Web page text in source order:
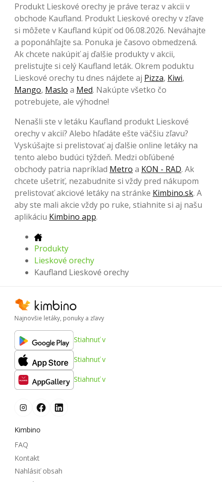
Produkt Lieskové orechy je práve teraz v akcii v
obchode Kaufland. Produkt Lieskové orechy v zľave
si môžete v Kaufland kúpiť od 06.08.2026. Neváhajte
a poponáhľajte sa. Ponuka je časovo obmedzená.
Ak chcete nakúpiť aj ďalšie produkty v akcii,
prelistujte si celý Kaufland leták. Okrem poduktu
Lieskové orechy tu dnes nájdete aj Pizza, Kiwi,
Mango, Maslo a Med. Nakúpte všetko čo
potrebujete, ale výhodne!
Nenašli ste v letáku Kaufland produkt Lieskové
orechy v akcii? Alebo hľadáte ešte väčšiu zľavu?
Vyskúšajte si prelistovať aj ďalšie online letáky na
tento alebo budúci týždeň. Medzi obľúbené
obchody patria napríklad Metro a KON - RAD. Ak
chcete ušetriť, nezabudnite si vždy pred nákupom
prelistovať akciové letáky na stránke Kimbino.sk. A
aby ste mali akcie vždy po ruke, stiahnite si aj našu
aplikáciu Kimbino app.
Produkty
Lieskové orechy
Kaufland Lieskové orechy
Najnovšie letáky, ponuky a zľavy
Stiahnuť v
Stiahnuť v
Stiahnuť v
Kimbino
FAQ
Kontakt
Nahlásiť obsah